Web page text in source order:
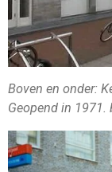
Boven en onder:
Geopend in